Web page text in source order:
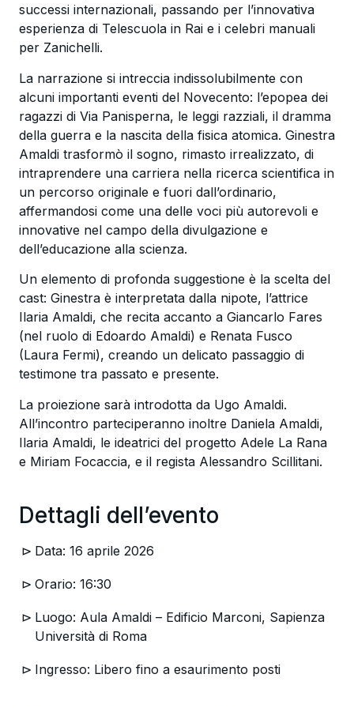
successi internazionali, passando per l’innovativa
esperienza di Telescuola in Rai e i celebri manuali
per Zanichelli.
La narrazione si intreccia indissolubilmente con
alcuni importanti eventi del Novecento: l’epopea dei
ragazzi di Via Panisperna, le leggi razziali, il dramma
della guerra e la nascita della fisica atomica. Ginestra
Amaldi trasformò il sogno, rimasto irrealizzato, di
intraprendere una carriera nella ricerca scientifica in
un percorso originale e fuori dall’ordinario,
affermandosi come una delle voci più autorevoli e
innovative nel campo della divulgazione e
dell’educazione alla scienza.
Un elemento di profonda suggestione è la scelta del
cast: Ginestra è interpretata dalla nipote, l’attrice
Ilaria Amaldi, che recita accanto a Giancarlo Fares
(nel ruolo di Edoardo Amaldi) e Renata Fusco
(Laura Fermi), creando un delicato passaggio di
testimone tra passato e presente.
La proiezione sarà introdotta da Ugo Amaldi.
All’incontro parteciperanno inoltre Daniela Amaldi,
Ilaria Amaldi, le ideatrici del progetto Adele La Rana
e Miriam Focaccia, e il regista Alessandro Scillitani.
Dettagli dell’evento
Data: 16 aprile 2026
Orario: 16:30
Luogo: Aula Amaldi – Edificio Marconi, Sapienza
Università di Roma
Ingresso: Libero fino a esaurimento posti